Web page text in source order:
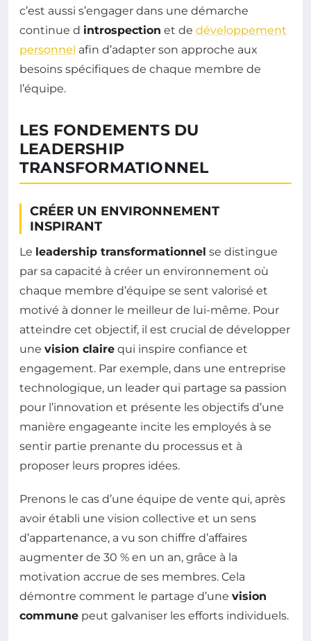
c’est aussi s’engager dans une démarche
continue d introspection et de développement
personnel afin d’adapter son approche aux
besoins spécifiques de chaque membre de
l’équipe.
LES FONDEMENTS DU
LEADERSHIP
TRANSFORMATIONNEL
CRÉER UN ENVIRONNEMENT
INSPIRANT
Le leadership transformationnel se distingue
par sa capacité à créer un environnement où
chaque membre d’équipe se sent valorisé et
motivé à donner le meilleur de lui-même. Pour
atteindre cet objectif, il est crucial de développer
une vision claire qui inspire confiance et
engagement. Par exemple, dans une entreprise
technologique, un leader qui partage sa passion
pour l’innovation et présente les objectifs d’une
manière engageante incite les employés à se
sentir partie prenante du processus et à
proposer leurs propres idées.
Prenons le cas d’une équipe de vente qui, après
avoir établi une vision collective et un sens
d’appartenance, a vu son chiffre d’affaires
augmenter de 30 % en un an, grâce à la
motivation accrue de ses membres. Cela
démontre comment le partage d’une vision
commune peut galvaniser les efforts individuels.